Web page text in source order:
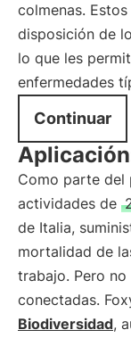
colmenas.
disposición de
lo que les
enfermedades
Continuar
Como parte del
actividades de
de Italia,
mortalidad de
trabajo. Pero
conectadas.
Biodiversidad,